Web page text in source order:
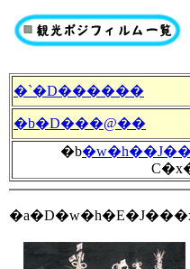
�`�D������
�b�D���@��
�b